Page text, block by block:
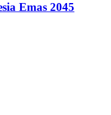
Emas 2045